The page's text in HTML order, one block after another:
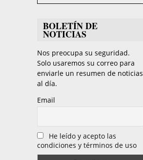
BOLETÍN DE
NOTICIAS
Nos preocupa su seguridad.
Solo usaremos su correo para
enviarle un resumen de noticias
al día.
Email
He leído y acepto las
condiciones y términos de uso